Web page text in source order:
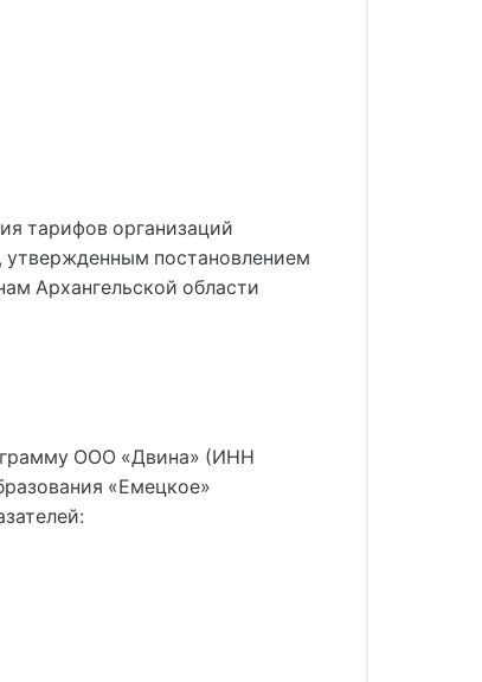
тарифов организаций
утвержденным постановлением
Архангельской области
ООО «Двина» (ИНН
«Емецкое»